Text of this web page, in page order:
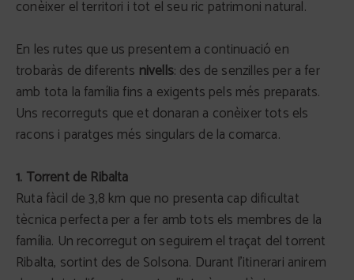
conèixer el territori i tot el seu ric patrimoni natural.
En les rutes que us presentem a continuació en
trobaràs de diferents nivells: des de senzilles per a fer
amb tota la família fins a exigents pels més preparats.
Uns recorreguts que et donaran a conèixer tots els
racons i paratges més singulars de la comarca.
1. Torrent de Ribalta
Ruta fàcil de 3,8 km que no presenta cap dificultat
tècnica perfecta per a fer amb tots els membres de la
família. Un recorregut on seguirem el traçat del torrent
Ribalta, sortint des de Solsona. Durant l’itinerari anirem